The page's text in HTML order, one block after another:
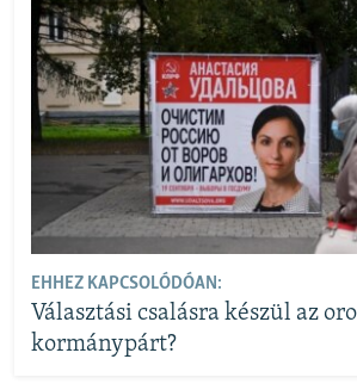
EHHEZ KAPCSOLÓDÓAN:
Választási csalásra készül az
kormánypárt?